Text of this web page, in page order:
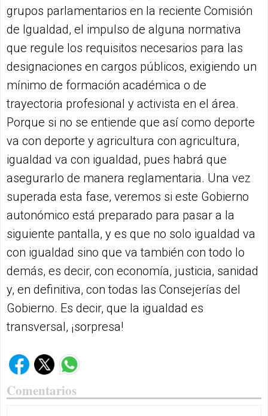
grupos parlamentarios en la reciente Comisión
de Igualdad, el impulso de alguna normativa
que regule los requisitos necesarios para las
designaciones en cargos públicos, exigiendo un
mínimo de formación académica o de
trayectoria profesional y activista en el área.
Porque si no se entiende que así como deporte
va con deporte y agricultura con agricultura,
igualdad va con igualdad, pues habrá que
asegurarlo de manera reglamentaria. Una vez
superada esta fase, veremos si este Gobierno
autonómico está preparado para pasar a la
siguiente pantalla, y es que no solo igualdad va
con igualdad sino que va también con todo lo
demás, es decir, con economía, justicia, sanidad
y, en definitiva, con todas las Consejerías del
Gobierno. Es decir, que la igualdad es
transversal, ¡sorpresa!
Comentarios